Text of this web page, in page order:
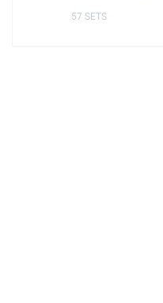
57 SETS